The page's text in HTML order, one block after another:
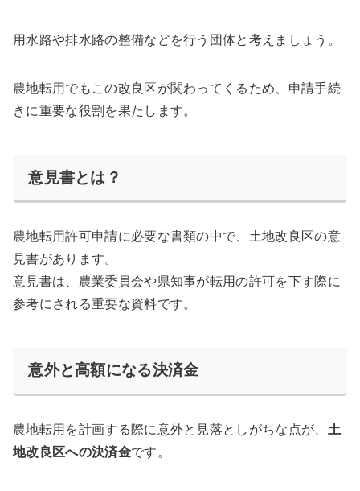
用水路や排水路の整備などを行う団体と考えましょう。
農地転用でもこの改良区が関わってくるため、申請手続
きに重要な役割を果たします。
意見書とは？
農地転用許可申請に必要な書類の中で、土地改良区の意
見書があります。
意見書は、農業委員会や県知事が転用の許可を下す際に
参考にされる重要な資料です。
意外と高額になる決済金
農地転用を計画する際に意外と見落としがちな点が、 土
地改良区への決済金です。